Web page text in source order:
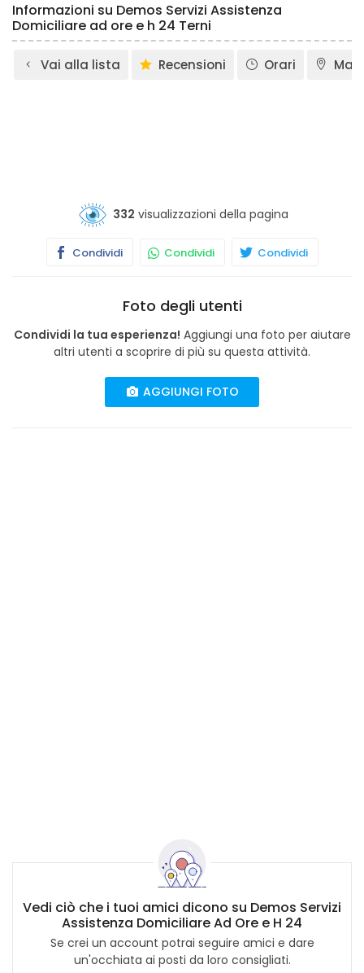
Informazioni su Demos Servizi Assistenza
Domiciliare ad ore e h 24 Terni
Vai alla lista Recensioni Orari
332 visualizzazioni della pagina
Condividi Condividi Condividi
Foto degli utenti
Condividi la tua esperienza! Aggiungi una foto per aiutare
altri utenti a scoprire di più su questa attività.
AGGIUNGI FOTO
Vedi ciò che i tuoi amici dicono su Demos Servizi
Assistenza Domiciliare Ad Ore e H 24
Se crei un account potrai seguire amici e dare
un'occhiata ai posti da loro consigliati.